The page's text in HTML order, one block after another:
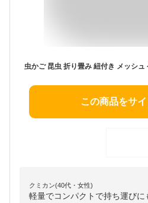
この商品をサ
クミカン(40代・女性)
軽量でコンパクトで持ち運び